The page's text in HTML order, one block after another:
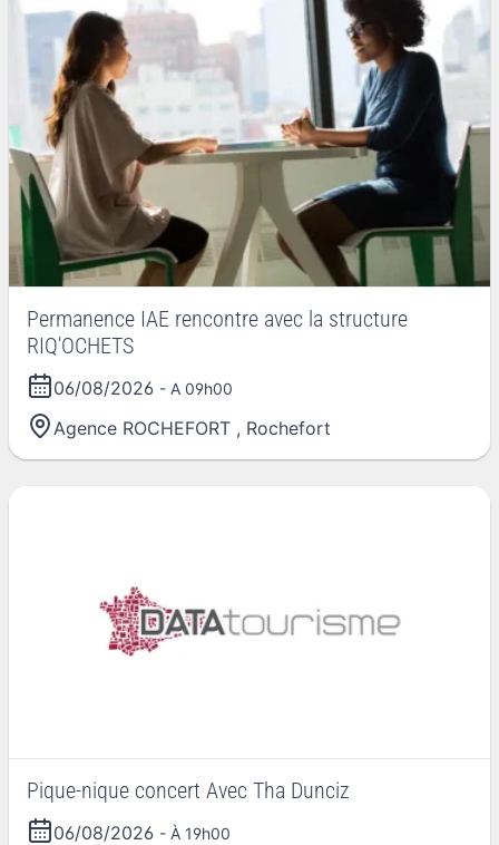
Permanence IAE rencontre avec la structure
RIQ'OCHETS
06/08/2026 - A 09h00
Agence ROCHEFORT , Rochefort
Pique-nique concert Avec Tha Dunciz
06/08/2026 - À 19h00